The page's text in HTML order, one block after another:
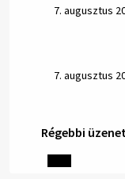
7. augusztus
7. augusztus
Helyi
1/ AZ IVÓVÍZ
Régebbi